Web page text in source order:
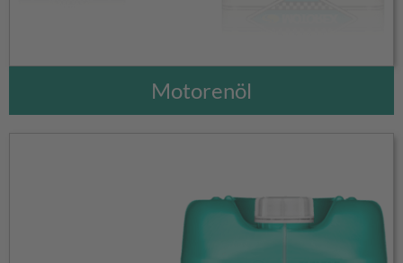
Motorenöl